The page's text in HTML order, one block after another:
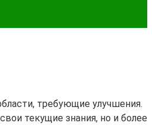
требующие улучшения.
текущие знания, но и более